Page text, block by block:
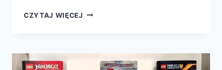
CZYTAJ WIĘCEJ NASZA
–
NAJLEPIEJ